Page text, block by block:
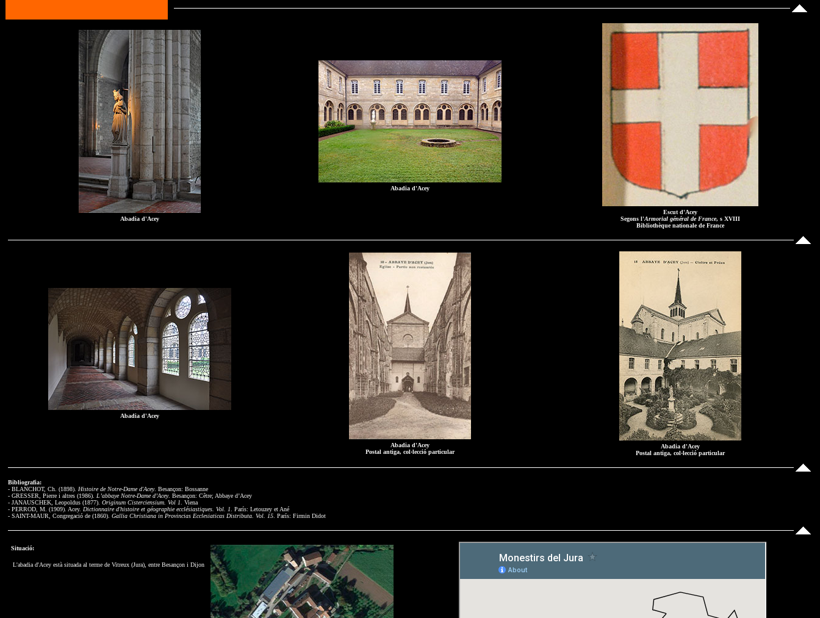
Abadia d'Acey
Abadia d'Acey
Escut d'Acey
Segons l'Armorial général de France, s XVIII
Bibliothèque nationale de France
Abadia d'Acey
Abadia d'Acey
Postal antiga, col·lecció particular
Abadia d'Acey
Postal antiga, col·lecció particular
Bibliografia:
- BLANCHOT, Ch. (1898). Histoire de Notre-Dame d'Acey. Besançon: Bossanne
- GRESSER, Pierre i altres (1986). L’abbaye Notre-Dame d’Acey. Besançon: Cêtre; Abbaye d’Acey
- JANAUSCHEK, Leopoldus (1877). Originum Cisterciensium. Vol 1 . Viena
- PERROD, M. (1909). Acey. Dictionnaire d'histoire et géographie ecclésiastiques. Vol. 1 . París: Letouzey et Ané
- SAINT-MAUR, Congregació de (1860). Gallia Christiana in Provincias Ecclesiaticas Distributa. Vol. 15 . París: Firmin Didot
Situació:
L'abadia d'Acey està situada al terme de Vitreux (Jura), entre Besançon i Dijon